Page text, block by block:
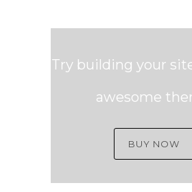
Try building your
awesome
BUY NOW